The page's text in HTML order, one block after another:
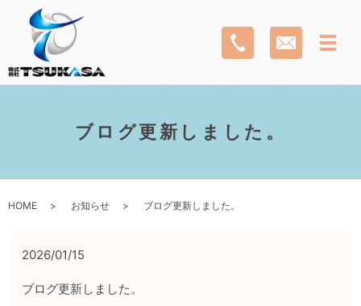
ブログ更新しました。
HOME お知らせ ブログ更新しました。
2026/01/15
ブログ更新しました。